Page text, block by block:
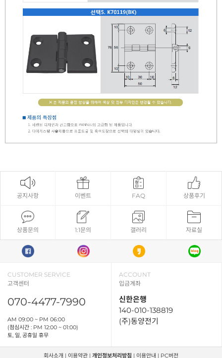
공지사항 이벤트 FAQ 상품후기
상품문의 1:1문의 갤러리 자료실
CUSTOMER SERVICE
고객센터
070-4477-7990
AM 09:00 ~ PM 06:00
(점심시간 : PM 12:00 ~ 01:00)
토, 일, 공휴일 휴무
ACCOUNT
입금계좌
신한은행
140-010-138819
(주)동양전기
회사소개 | 이용약관 | 개인정보처리방침 | 이용안내 | PC버전